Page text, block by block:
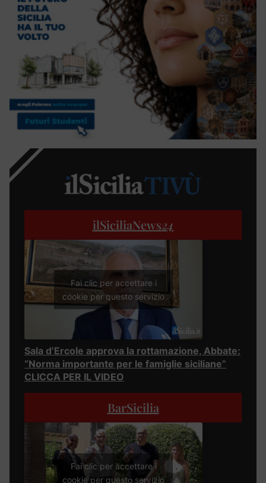
ilSiciliaNews24
Fai clic per accettare i
cookie per questo servizio
Sala d’Ercole approva la rottamazione, Abbate:
“Norma importante per le famiglie siciliane”
CLICCA PER IL VIDEO
BarSicilia
Fai clic per accettare i
cookie per questo servizio